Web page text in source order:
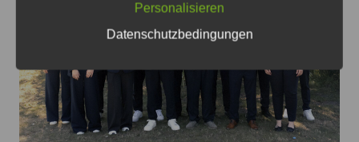
Personalisieren
Datenschutzbedingungen